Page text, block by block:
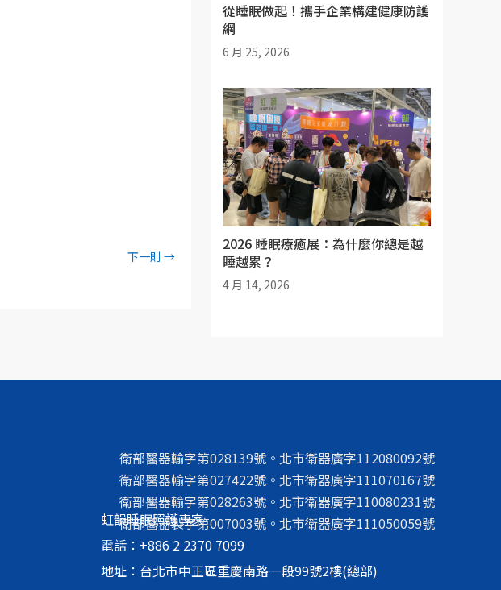
下一則 →
從睡眠做起！攜手企業構建健康防護
網
6 月 25, 2026
2026 睡眠療癒展：為什麼你總是越
睡越累？
4 月 14, 2026
衛部醫器輸字第028139號。北市衛器廣字112080092號
衛部醫器輸字第027422號。北市衛器廣字111070167號
衛部醫器輸字第028263號。北市衛器廣字110080231號
衛部醫器製字第007003號。北市衛器廣字111050059號
虹韻睡眠照護專家
電話：+886 2 2370 7099
地址：台北市中正區重慶南路一段99號2樓(總部)